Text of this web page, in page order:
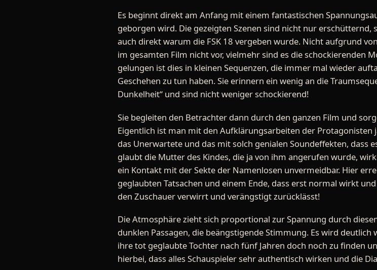
Es beginnt direkt am Anfang mit einem fantastischen
geborgen wird. Die gezeigten Szenen sind nicht nur
auch direkt warum die FSK 18 vergeben wurde. Nicht aufgrund
im gesamten Film nicht vor, vielmehr sind es die schockierenden
gelungen ist dies in kleinen Sequenzen, die immer mal wieder
Geschehen zu tun haben. Sie erinnern ein wenig an die
Dunkelheit“ und sind nicht weniger schockierend!
Sie begleiten den Betrachter dann durch den ganzen Film und
Eigentlich ist man mit den Aufklärungsarbeiten der
das Unerwartete und das mit solch genialen Soundeffekten, dass
glaubt die Mutter des Kindes, die ja von ihm angerufen wurde,
ein Kontakt mit der Sekte der Namenlosen unvermeidbar. Hier
geglaubten Tatsachen und einem Ende, dass erst normal wirkt
den Zuschauer verwirrt und verängstigt zurücklässt!
Die Atmosphäre zieht sich proportional zur Spannung durch
dunklen Passagen, die beängstigende Stimmung. Es wird
ihre tot geglaubte Tochter nach fünf Jahren doch noch zu finden
hierbei, dass alles Schauspieler sehr authentisch wirken und die